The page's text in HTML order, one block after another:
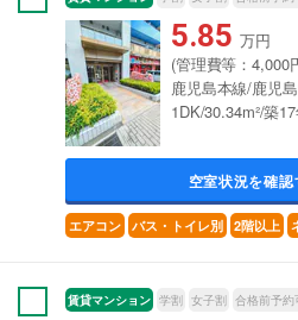
5.85 万円
(管理費等：4,000
鹿児島本線/鹿児
1DK/30.34m²/築
空室状況を確認
エアコン バス・トイレ別 2階以上
賃貸マンション 学割 女子割 合格前予約